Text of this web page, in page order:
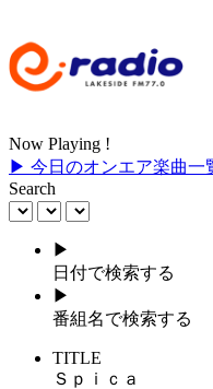
Now Playing !
▶ 今日のオンエア楽曲一
Search
▶
日付で検索する
▶
番組名で検索する
TITLE
Ｓｐｉｃａ